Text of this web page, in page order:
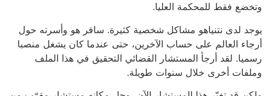
وتخضع فقط للمحكمة العليا.
يوجد لدى نتنياهو مشاكل شخصية كثيرة. سافر هو وأسرته حول
أرجاء العالم على حساب الآخرين، حتى عندما كان يشغل منصبا
رسميا. لقد أرجأ المستشار القضائي التحقيق في هذا الملف
وملفات أخرى خلال سنوات طويلة.